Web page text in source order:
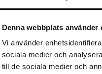
Denna webbplats använder
Vi använder
sociala medier och
till de sociala medier och
iholla joka on aikaisemmin
lääkärisi kanssa tuotteesta
Testaa ihosi reaktioita
poistettavan. Jos et ole 24
tuoteen käyttöä.